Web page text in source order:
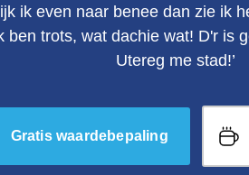
ik even naar benee dan zie ik
ben trots, wat dachie wat! D'r is
Utereg me stad!’
Gratis waardebepaling